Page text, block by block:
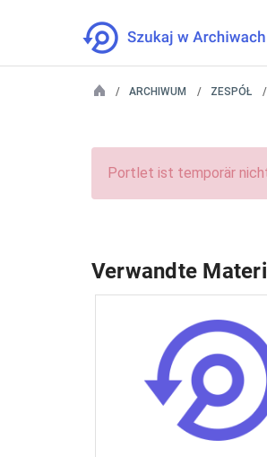
ARCHIWUM ZESPÓŁ
Portlet ist temporär
Verwandte